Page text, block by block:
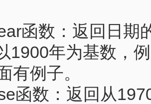
函数：返回日期
1900年为基数，
有例子。
函数：返回从